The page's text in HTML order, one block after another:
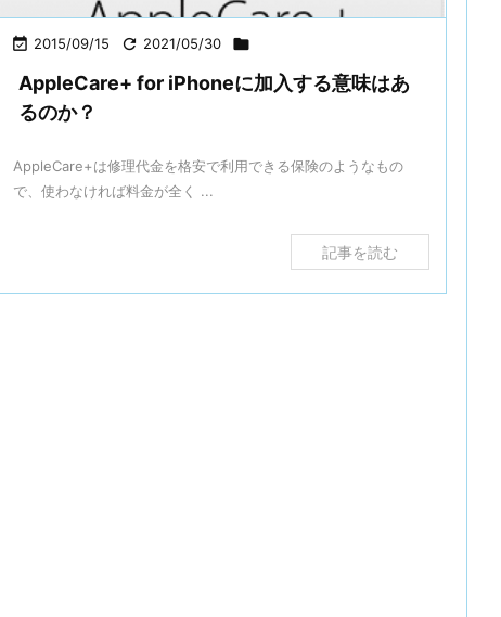
 2015/09/15  2021/05/30 
AppleCare+ for iPhoneに加入する意味はあ
るのか？
AppleCare+は修理代金を格安で利用できる保険のようなもの
で、使わなければ料金が全く ...
記事を読む